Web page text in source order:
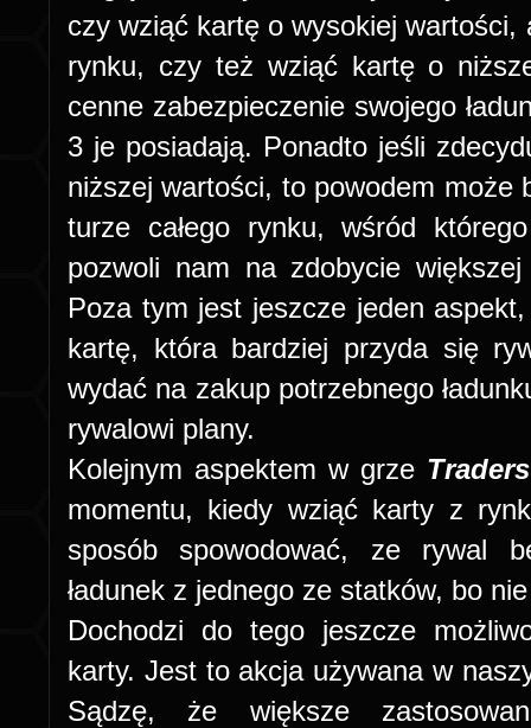
czy wziąć kartę o wysokiej
rynku, czy też wziąć kartę o
cenne zabezpieczenie swojego
3 je posiadają. Ponadto jeśli
niższej wartości, to powodem może
turze całego rynku, wśród
pozwoli nam na zdobycie
Poza tym jest jeszcze jeden
kartę, która bardziej przyda się
wydać na zakup potrzebnego
rywalowi plany.
Kolejnym aspektem w grze
momentu, kiedy wziąć karty z
sposób spowodować, ze rywal
ładunek z jednego ze statków, bo
Dochodzi do tego jeszcze
karty. Jest to akcja używana w
Sądzę, że większe